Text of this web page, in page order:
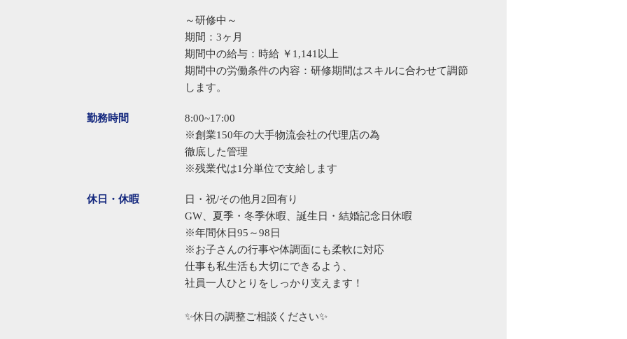
～研修中～
期間：3ヶ月
期間中の給与：時給 ￥1,141以上
期間中の労働条件の内容：研修期間はスキルに合わせて調節
します。
勤務時間
8:00~17:00
※創業150年の大手物流会社の代理店の為
徹底した管理
※残業代は1分単位で支給します
休日・休暇
日・祝/その他月2回有り
GW、夏季・冬季休暇、誕生日・結婚記念日休暇
※年間休日95～98日
※お子さんの行事や体調面にも柔軟に対応
仕事も私生活も大切にできるよう、
社員一人ひとりをしっかり支えます！
✨休日の調整ご相談ください✨